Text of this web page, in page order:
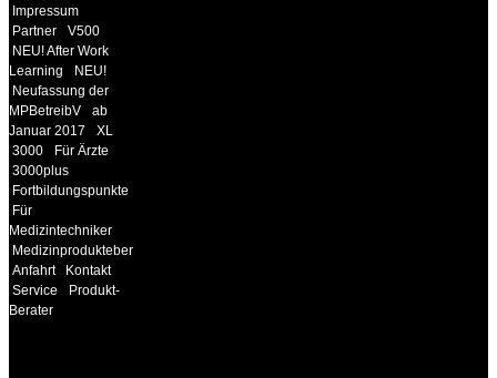
Impressum
Partner
V500
NEU! After Work
Learning
NEU!
Neufassung der
MPBetreibV
ab
Januar 2017
XL
3000
Für Ärzte
3000plus
Fortbildungspunkte
Für
Medizintechniker
Medizinprodukteberater
Anfahrt
Kontakt
Service
Produkt-
Berater